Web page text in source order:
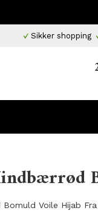
Sikker shopping
Voile Hijab Fra